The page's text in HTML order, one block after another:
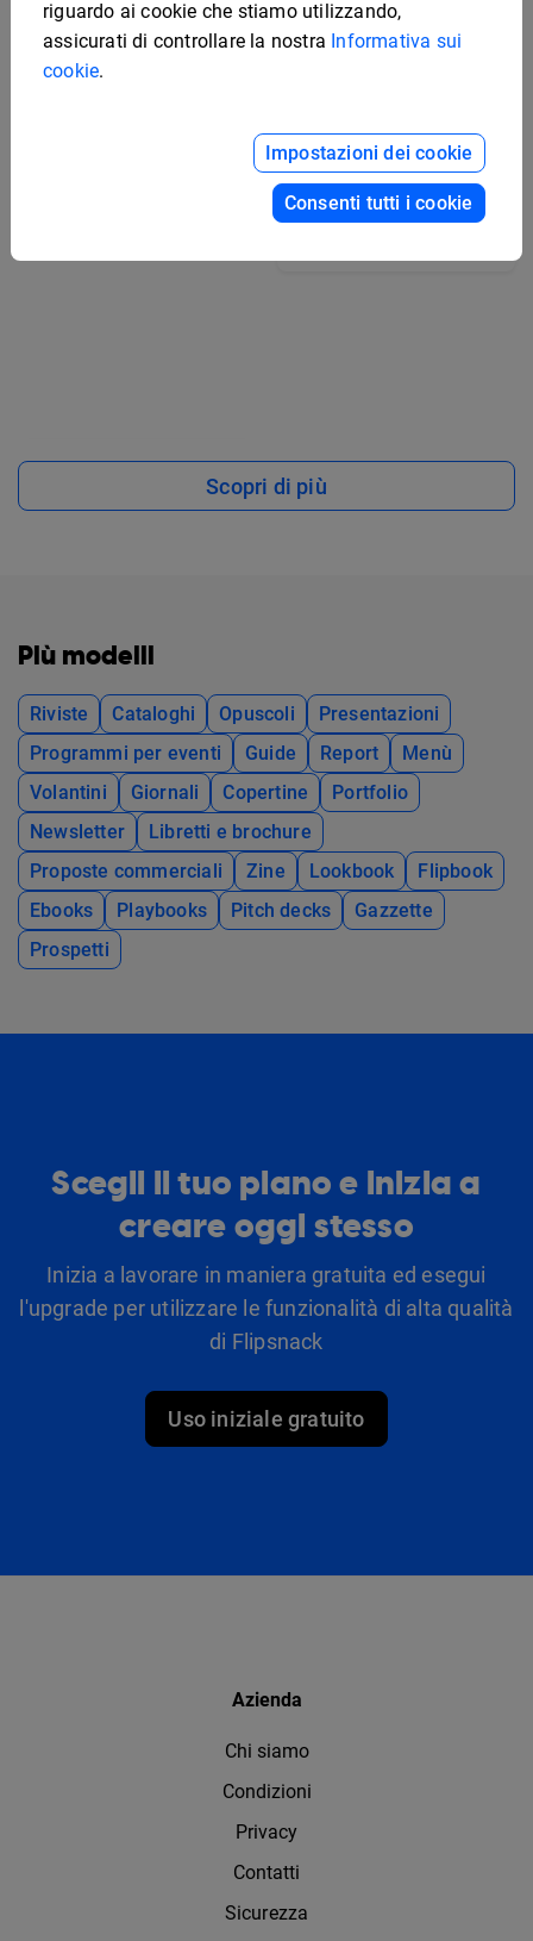
Modello classico per
copertina di opuscolo
Scopri di più
Più modelli
Riviste Cataloghi Opuscoli
Presentazioni
Programmi per eventi
Guide Report
Menù
Volantini
Giornali Copertine
Portfolio
Newsletter
Libretti e brochure
Proposte commerciali
Zine Lookbook
Flipbook
Ebooks
Playbooks Pitch decks
Gazzette
Prospetti
Scegli il tuo piano e inizia a
creare oggi stesso
Inizia a lavorare in maniera gratuita ed esegui
l'upgrade per utilizzare le funzionalità di alta qualità
di Flipsnack
Uso iniziale gratuito
Azienda
Chi siamo
Condizioni
Privacy
Contatti
Sicurezza
riguardo ai cookie che stiamo utilizzando,
assicurati di controllare la nostra Informativa sui
cookie.
Impostazioni dei cookie
Consenti tutti i cookie